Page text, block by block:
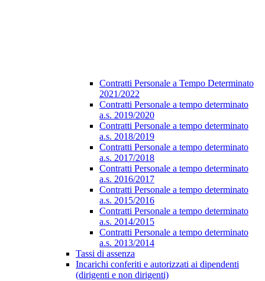
Contratti Personale a Tempo Determinato
2021/2022
Contratti Personale a tempo determinato
a.s. 2019/2020
Contratti Personale a tempo determinato
a.s. 2018/2019
Contratti Personale a tempo determinato
a.s. 2017/2018
Contratti Personale a tempo determinato
a.s. 2016/2017
Contratti Personale a tempo determinato
a.s. 2015/2016
Contratti Personale a tempo determinato
a.s. 2014/2015
Contratti Personale a tempo determinato
a.s. 2013/2014
Tassi di assenza
Incarichi conferiti e autorizzati ai dipendenti
(dirigenti e non dirigenti)